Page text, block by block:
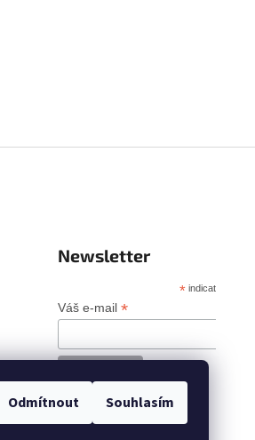
Odmítnout Souhlasím
Newsletter
*indicates
Váš e-mail *